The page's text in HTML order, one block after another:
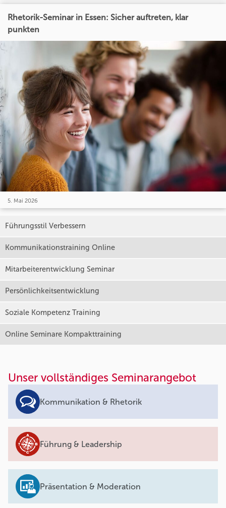
Rhetorik-Seminar in Essen: Sicher auftreten, klar
punkten
5. Mai 2026
Führungsstil Verbessern
Kommunikationstraining Online
Mitarbeiterentwicklung Seminar
Persönlichkeitsentwicklung
Soziale Kompetenz Training
Online Seminare Kompakttraining
Unser vollständiges Seminarangebot
Kommunikation & Rhetorik
Führung & Leadership
Präsentation & Moderation